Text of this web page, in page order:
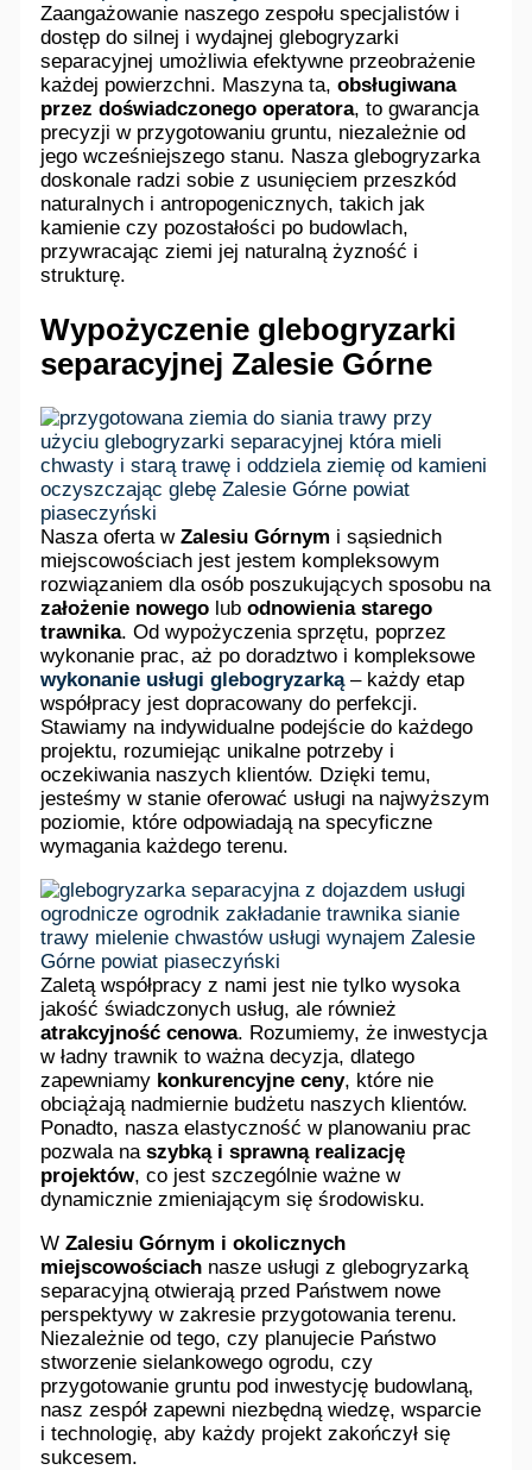
Zaangażowanie naszego zespołu specjalistów i
dostęp do silnej i wydajnej glebogryzarki
separacyjnej umożliwia efektywne przeobrażenie
każdej powierzchni. Maszyna ta,obsługiwana
przez doświadczonego operatora, to gwarancja
precyzji w przygotowaniu gruntu, niezależnie od
jego wcześniejszego stanu. Nasza glebogryzarka
doskonale radzi sobie z usunięciem przeszkód
naturalnych i antropogenicznych, takich jak
kamienie czy pozostałości po budowlach,
przywracając ziemi jej naturalną żyzność i
strukturę.
Wypożyczenie glebogryzarki
separacyjnej Zalesie Górne
Nasza oferta wZalesiu Górnym i sąsiednich
miejscowościach jest jestem kompleksowym
rozwiązaniem dla osób poszukujących sposobu na
założenie nowego lubodnowienia starego
trawnika. Od wypożyczenia sprzętu, poprzez
wykonanie prac, aż po doradztwo i kompleksowe
wykonanie usługi glebogryzarką– każdy etap
współpracy jest dopracowany do perfekcji.
Stawiamy na indywidualne podejście do każdego
projektu, rozumiejąc unikalne potrzeby i
oczekiwania naszych klientów. Dzięki temu,
jesteśmy w stanie oferować usługi na najwyższym
poziomie, które odpowiadają na specyficzne
wymagania każdego terenu.
Zaletą współpracy z nami jest nie tylko wysoka
jakość świadczonych usług, ale również
atrakcyjność cenowa. Rozumiemy, że inwestycja
w ładny trawnik to ważna decyzja, dlatego
zapewniamy konkurencyjne ceny, które nie
obciążają nadmiernie budżetu naszych klientów.
Ponadto, nasza elastyczność w planowaniu prac
pozwala naszybką i sprawną realizację
projektów, co jest szczególnie ważne w
dynamicznie zmieniającym się środowisku.
WZalesiu Górnym i okolicznych
miejscowościach nasze usługi z glebogryzarką
separacyjną otwierają przed Państwem nowe
perspektywy w zakresie przygotowania terenu.
Niezależnie od tego, czy planujecie Państwo
stworzenie sielankowego ogrodu, czy
przygotowanie gruntu pod inwestycję budowlaną,
nasz zespół zapewni niezbędną wiedzę, wsparcie
i technologię, aby każdy projekt zakończył się
sukcesem.